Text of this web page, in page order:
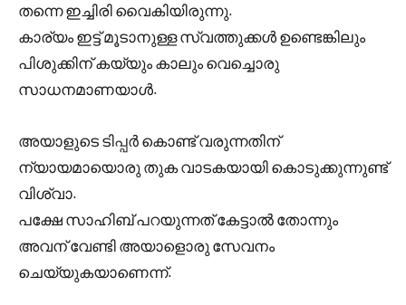
തന്നെ ഇച്ചിരി വൈകിയിരുന്നു.
കാര്യം ഇട്ട് മൂടാനുള്ള സ്വത്തുക്കൾ ഉണ്ടെങ്കിലും
പിശുക്കിന് കയ്യും കാലും വെച്ചൊരു
സാധനമാണയാൾ.
അയാളുടെ ടിപ്പർ കൊണ്ട് വരുന്നതിന്
ന്യായമായൊരു തുക വാടകയായി കൊടുക്കുന്നുണ്ട്
വിശ്വാ.
പക്ഷേ സാഹിബ് പറയുന്നത് കേട്ടാൽ തോന്നും
അവന് വേണ്ടി അയാളൊരു സേവനം
ചെയ്യുകയാണെന്ന്.